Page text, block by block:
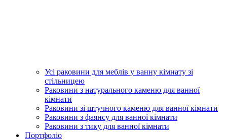
Усі раковини для меблів у ванну кімнату зі
стільницею
Раковини з натурального каменю для ванної
кімнати
Раковини зі штучного каменю для ванної кімнати
Раковини з фаянсу для ванної кімнати
Раковини з тику для ванної кімнати
Портфоліо